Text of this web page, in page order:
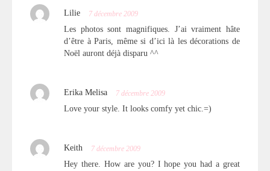
Lilie 7 décembre 2009
Les photos sont magnifiques. J’ai vraiment hâte
d’être à Paris, même si d’ici là les décorations de
Noël auront déjà disparu ^^
Erika Melisa 7 décembre 2009
Love your style. It looks comfy yet chic.=)
Keith 7 décembre 2009
Hey there. How are you? I hope you had a great